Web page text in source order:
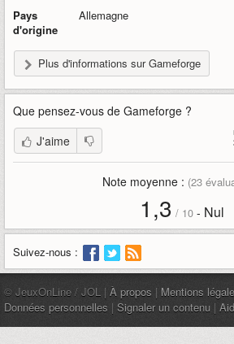
Pays
d'origine
Allemagne
Plus d'informations sur Gameforge
Que pensez-vous de Gameforge ?
J'aime
Note moyenne : (23
1,3 / 10 - Nul
Suivez-nous :
© JeuxOnLine / JOL | À propos | Mentions
Données personnelles | Signaler un contenu |